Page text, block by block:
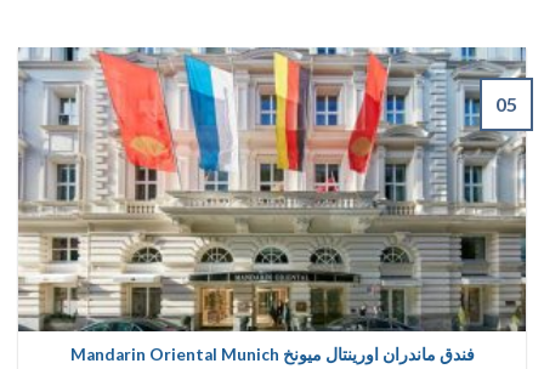
فندق ماندران اورينتال ميونخ Mandarin Oriental Munich
05